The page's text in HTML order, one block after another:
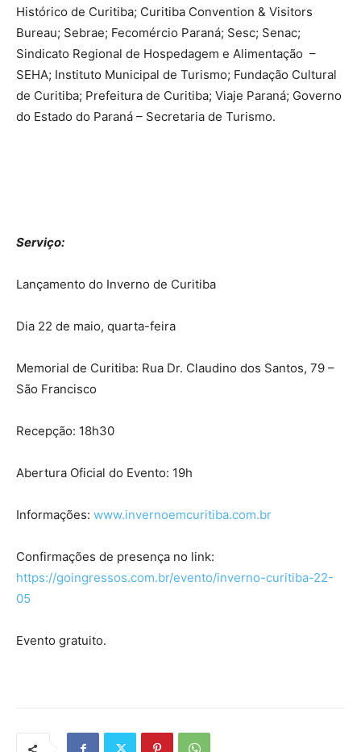
Histórico de Curitiba; Curitiba Convention & Visitors
Bureau; Sebrae; Fecomércio Paraná; Sesc; Senac;
Sindicato Regional de Hospedagem e Alimentação –
SEHA; Instituto Municipal de Turismo; Fundação Cultural
de Curitiba; Prefeitura de Curitiba; Viaje Paraná; Governo
do Estado do Paraná – Secretaria de Turismo.
Serviço:
Lançamento do Inverno de Curitiba
Dia 22 de maio, quarta-feira
Memorial de Curitiba: Rua Dr. Claudino dos Santos, 79 –
São Francisco
Recepção: 18h30
Abertura Oficial do Evento: 19h
Informações: www.invernoemcuritiba.com.br
Confirmações de presença no link:
https://goingressos.com.br/evento/inverno-curitiba-22-
05
Evento gratuito.